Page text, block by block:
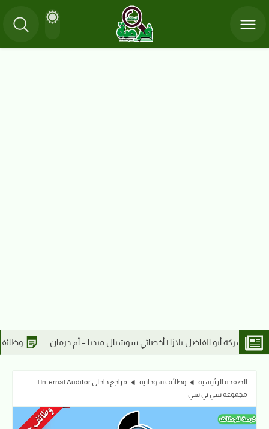
سوشيال ميديا – أم درمان وظائف شركة أبو الفاضل بلازا | كاشير –
الصفحة الرئيسية وظائف سودانية
مراجع داخلى Internal Auditor |
مجموعة سي تي سي